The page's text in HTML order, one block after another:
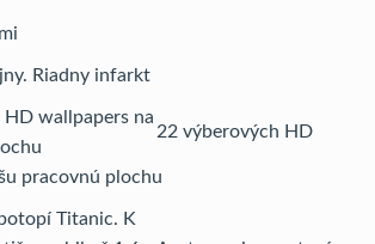
Riadny infarkt
22 výberových HD
pracovnú plochu